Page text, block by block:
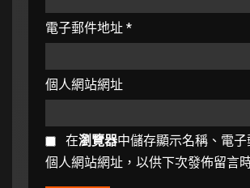
電子郵件地址 *
個人網站網址
在瀏覽器中儲存顯示名稱、電
個人網站網址，以供下次發佈留言